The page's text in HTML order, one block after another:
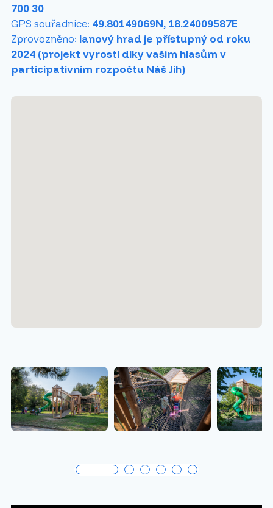
700 30
GPS souřadnice: 49.80149069N, 18.24009587E
Zprovozněno: lanový hrad je přístupný od roku
2024 (projekt vyrostl díky vašim hlasům v
participativním rozpočtu Náš Jih)